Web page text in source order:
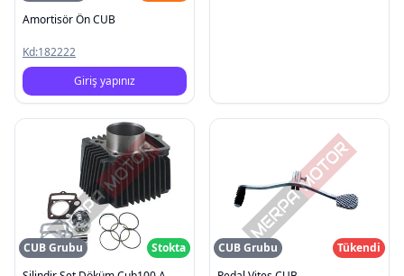
Amortisör Ön CUB
Kd:182222
Giriş yapınız
CUB Grubu
Stokta
CUB Grubu
Tükendi